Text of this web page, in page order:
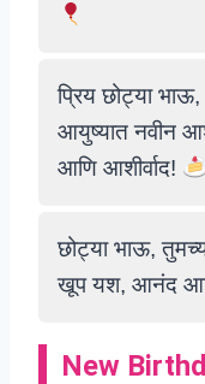
प्रिय छोट्या भाऊ,
आयुष्यात नवीन
आणि आशीर्वाद!
छोट्या भाऊ,
खूप यश, आनंद
New